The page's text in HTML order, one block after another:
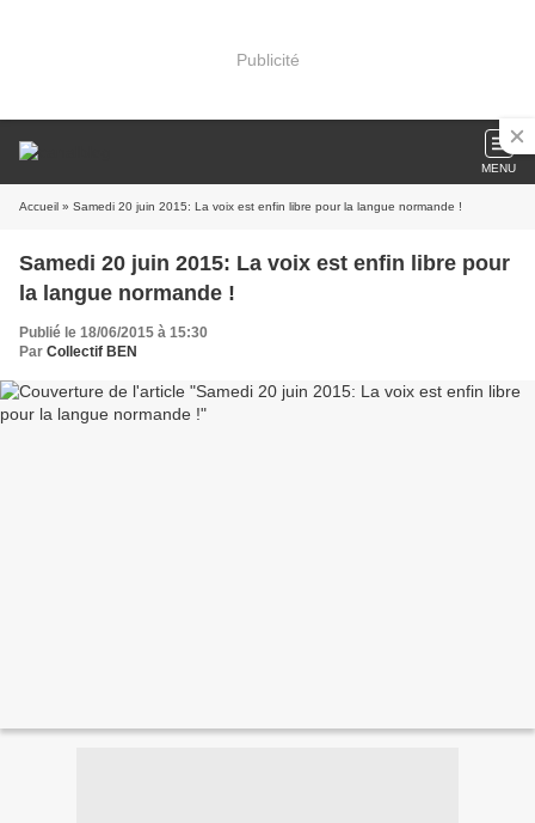
Publicité
MENU
Accueil » Samedi 20 juin 2015: La voix est enfin libre pour la langue normande !
Samedi 20 juin 2015: La voix est enfin libre pour
la langue normande !
Publié le 18/06/2015 à 15:30
Par Collectif BEN